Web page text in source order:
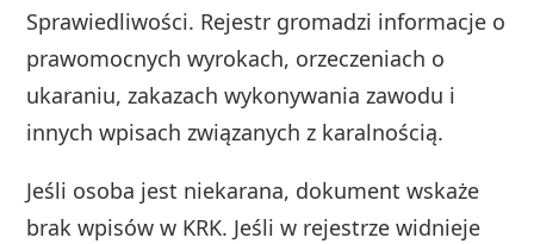
Sprawiedliwości. Rejestr gromadzi informacje o
prawomocnych wyrokach, orzeczeniach o
ukaraniu, zakazach wykonywania zawodu i
innych wpisach związanych z karalnością.
Jeśli osoba jest niekarana, dokument wskaże
brak wpisów w KRK. Jeśli w rejestrze widnieje